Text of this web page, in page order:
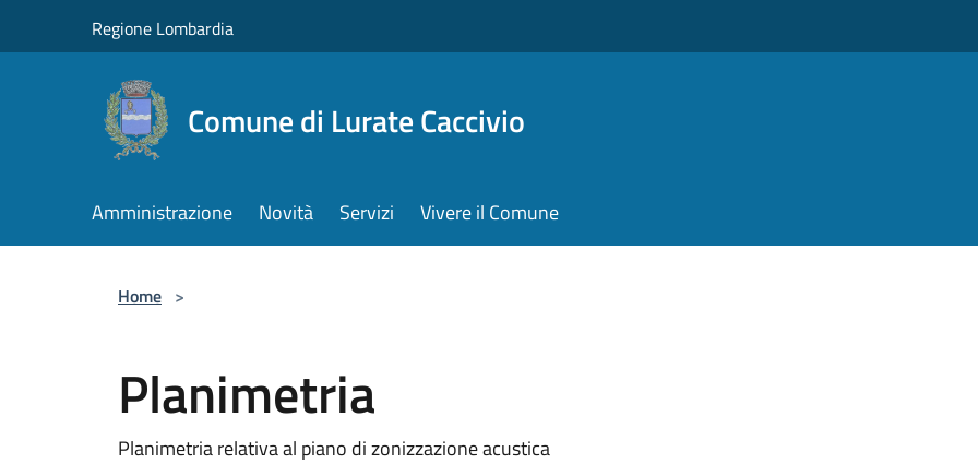
Regione Lombardia
Comune di Lurate Caccivio
Amministrazione Novità Servizi Vivere il Comune
Home >
Planimetria
Planimetria relativa al piano di zonizzazione acustica